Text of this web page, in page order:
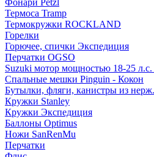
Фонари Petzl
Термоса Tramp
Термокружки ROCKLAND
Горелки
Горючее, спички Экспедиция
Перчатки OGSO
Suzuki мотор мощностью 18-25
Спальные мешки Pinguin - Кокон
Бутылки, фляги, канистры из
Кружки Stanley
Кружки Экспедиция
Баллоны Optimus
Ножи SanRenMu
Перчатки